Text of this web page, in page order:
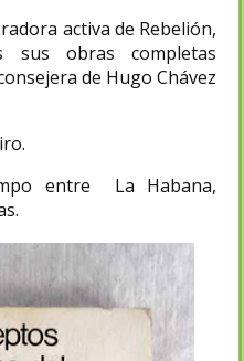
activa de Rebelión,
sus obras completas
de Hugo Chávez
entre La Habana,